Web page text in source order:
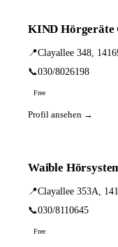
KIND Hörgeräte
📍Clayallee 348,
📞030/8026198
Free
Profil ansehen →
Waible
📍Clayallee 353A,
📞030/8110645
Free